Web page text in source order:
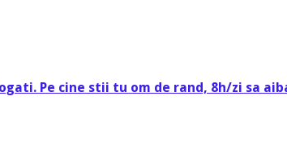
Pe cine stii tu om de rand, 8h/zi sa